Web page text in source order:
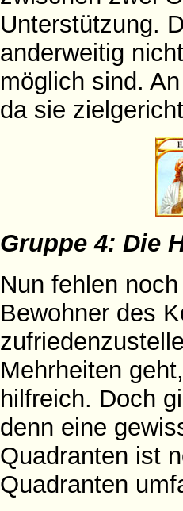
Unterstützung.
anderweitig
möglich sind.
da sie
Gruppe 4: Die
Nun fehlen
Bewohner des
Mehrheiten
hilfreich. Doch
denn eine
Quadranten ist
Quadranten